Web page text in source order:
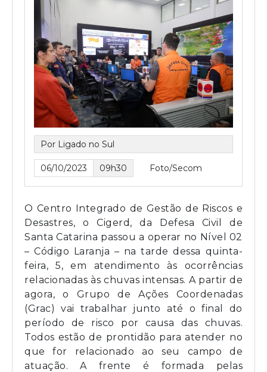
Por Ligado no Sul
06/10/2023 09h30 Foto/Secom
O Centro Integrado de Gestão de Riscos e
Desastres, o Cigerd, da Defesa Civil de
Santa Catarina passou a operar no Nível 02
– Código Laranja – na tarde dessa quinta-
feira, 5, em atendimento às ocorrências
relacionadas às chuvas intensas. A partir de
agora, o Grupo de Ações Coordenadas
(Grac) vai trabalhar junto até o final do
período de risco por causa das chuvas.
Todos estão de prontidão para atender no
que for relacionado ao seu campo de
atuação. A frente é formada pelas